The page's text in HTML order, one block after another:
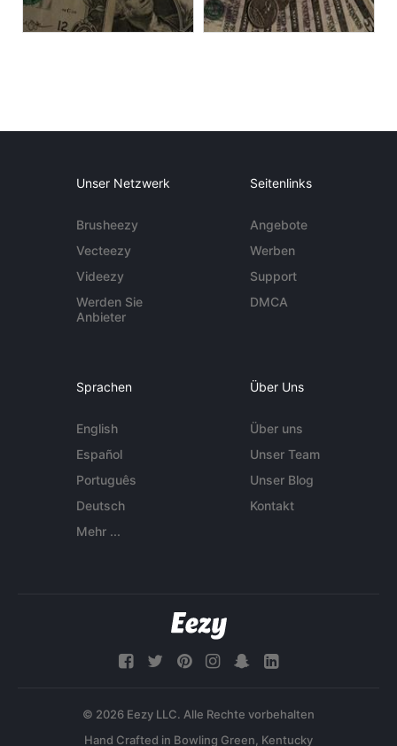
Unser Netzwerk
Brusheezy
Vecteezy
Videezy
Werden Sie
Anbieter
Seitenlinks
Angebote
Werben
Support
DMCA
Sprachen
English
Español
Português
Deutsch
Mehr ...
Über Uns
Über uns
Unser Team
Unser Blog
Kontakt
© 2026 Eezy LLC. Alle Rechte vorbehalten